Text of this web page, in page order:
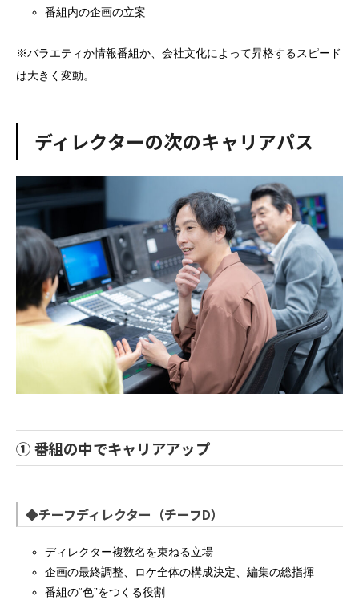
番組内の企画の立案
※バラエティか情報番組か、会社文化によって昇格するスピード
は大きく変動。
ディレクターの次のキャリアパス
① 番組の中でキャリアアップ
◆チーフディレクター（チーフD）
ディレクター複数名を束ねる立場
企画の最終調整、ロケ全体の構成決定、編集の総指揮
番組の“色”をつくる役割